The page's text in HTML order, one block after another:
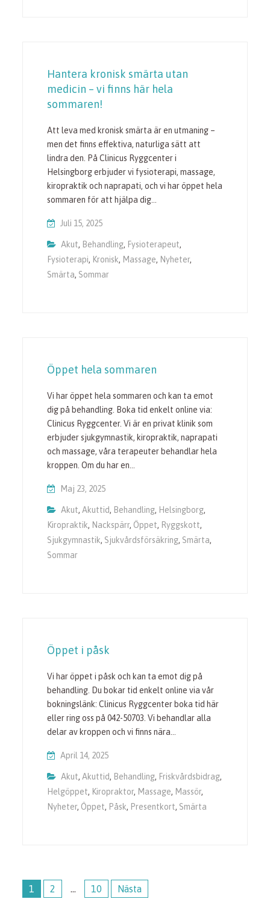
Hantera kronisk smärta utan
medicin – vi finns här hela
sommaren!
Att leva med kronisk smärta är en utmaning –
men det finns effektiva, naturliga sätt att
lindra den. På Clinicus Ryggcenter i
Helsingborg erbjuder vi fysioterapi, massage,
kiropraktik och naprapati, och vi har öppet hela
sommaren för att hjälpa dig…
Juli 15, 2025
Akut, Behandling, Fysioterapeut,
Fysioterapi, Kronisk, Massage, Nyheter,
Smärta, Sommar
Öppet hela sommaren
Vi har öppet hela sommaren och kan ta emot
dig på behandling. Boka tid enkelt online via:
Clinicus Ryggcenter. Vi är en privat klinik som
erbjuder sjukgymnastik, kiropraktik, naprapati
och massage, våra terapeuter behandlar hela
kroppen. Om du har en…
Maj 23, 2025
Akut,Akuttid, Behandling, Helsingborg,
Kiropraktik, Nackspärr, Öppet, Ryggskott,
Sjukgymnastik, Sjukvårdsförsäkring, Smärta,
Sommar
Öppet i påsk
Vi har öppet i påsk och kan ta emot dig på
behandling. Du bokar tid enkelt online via vår
bokningslänk: Clinicus Ryggcenter boka tid här
eller ring oss på 042-50703. Vi behandlar alla
delar av kroppen och vi finns nära…
April 14, 2025
Akut,Akuttid, Behandling, Friskvårdsbidrag,
Helgöppet, Kiropraktor, Massage, Massör,
Nyheter, Öppet, Påsk, Presentkort, Smärta
Inläggsnavigering
1 2 … 10 Nästa